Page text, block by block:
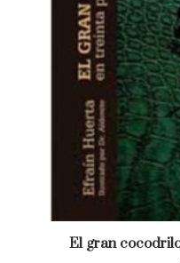
El gran